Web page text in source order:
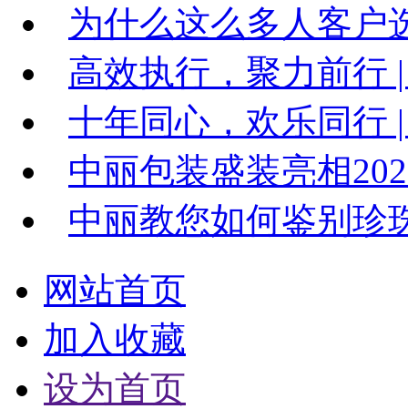
为什么这么多人客户
高效执行，聚力前行
十年同心，欢乐同行
中丽包装盛装亮相
中丽教您如何鉴别珍
网站首页
加入收藏
设为首页